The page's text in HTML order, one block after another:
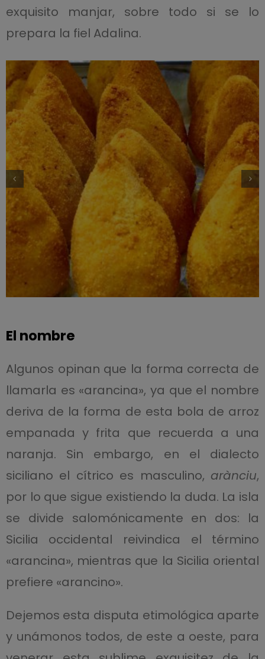
exquisito manjar, sobre todo si se lo
prepara la fiel Adalina.
El nombre
Algunos opinan que la forma correcta de
llamarla es «arancina», ya que el nombre
deriva de la forma de esta bola de arroz
empanada y frita que recuerda a una
naranja. Sin embargo, en el dialecto
siciliano el cítrico es masculino, arànciu,
por lo que sigue existiendo la duda. La isla
se divide salomónicamente en dos: la
Sicilia occidental reivindica el término
«arancina», mientras que la Sicilia oriental
prefiere «arancino».
Dejemos esta disputa etimológica aparte
y unámonos todos, de este a oeste, para